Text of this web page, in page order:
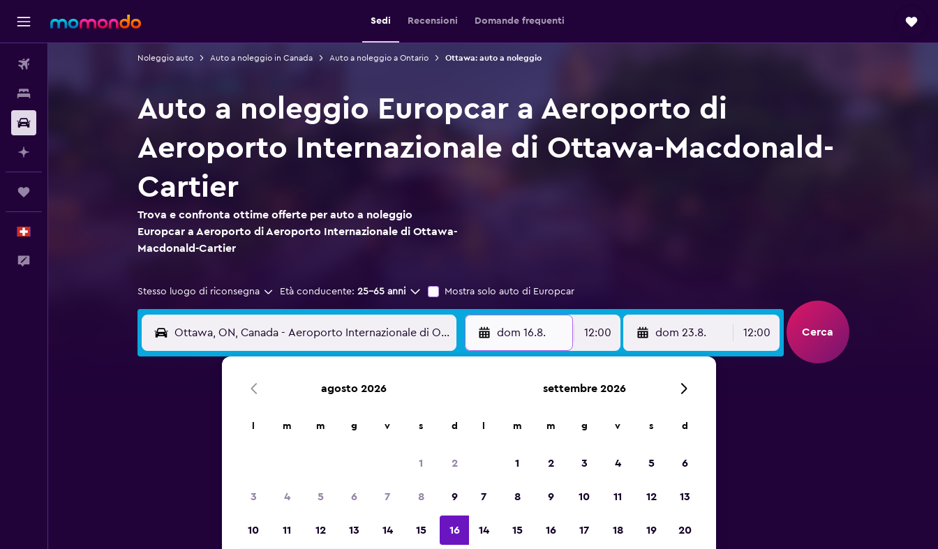
Sedi Recensioni Domande frequenti
Noleggio auto Auto a noleggio in Canada Auto a noleggio a Ontario Ottawa: auto a noleggio
Auto a noleggio Europcar a Aeroporto di
Aeroporto Internazionale di Ottawa-Macdonald-
Cartier
Trova e confronta ottime offerte per auto a noleggio
Europcar a Aeroporto di Aeroporto Internazionale di Ottawa-
Macdonald-Cartier
Stesso luogo di riconsegna Età conducente: 25-65 anni Mostra solo auto di Europcar
dom 16.8. 12:00 dom 23.8. 12:00 Cerca
d'Europa 2023
agosto 2026
m m g v s d
1 2
3 4 5 6 7 8 9
10 11 12 13 14 15 16
settembre 2026
m m g v s d
1 2 3 4 5 6
7 8 9 10 11 12 13
14 15 16 17 18 19 20